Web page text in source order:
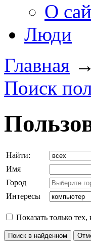
О
Люди
Главная →
Поиск
Найти:
Имя
Город
Интересы
Показать только тех,